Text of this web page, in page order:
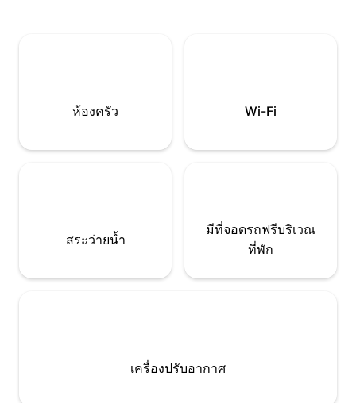
ห้องครัว Wi-Fi
สระว่ายน้ำ
มีที่จอดรถฟรีบริเวณ
ที่พัก
เครื่องปรับอากาศ